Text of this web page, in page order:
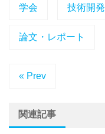
学会 技術開発
論文・レポート
« Prev
関連記事